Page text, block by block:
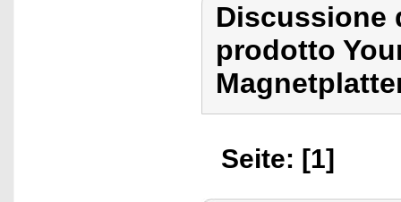
Discussione
prodotto
Seite: [1]